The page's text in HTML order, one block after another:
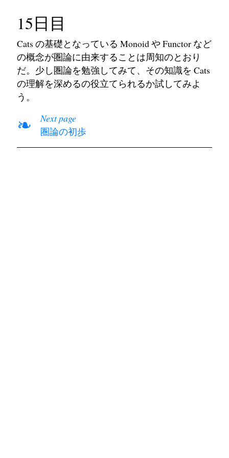
15日目
Cats の基礎となっている Monoid や Functor など
の概念が圏論に由来することは周知のとおり
だ。少し圏論を勉強してみて、その知識を Cats
の理解を深めるの役立てられるか試してみよ
う。
❧
Next page
圏論の初歩